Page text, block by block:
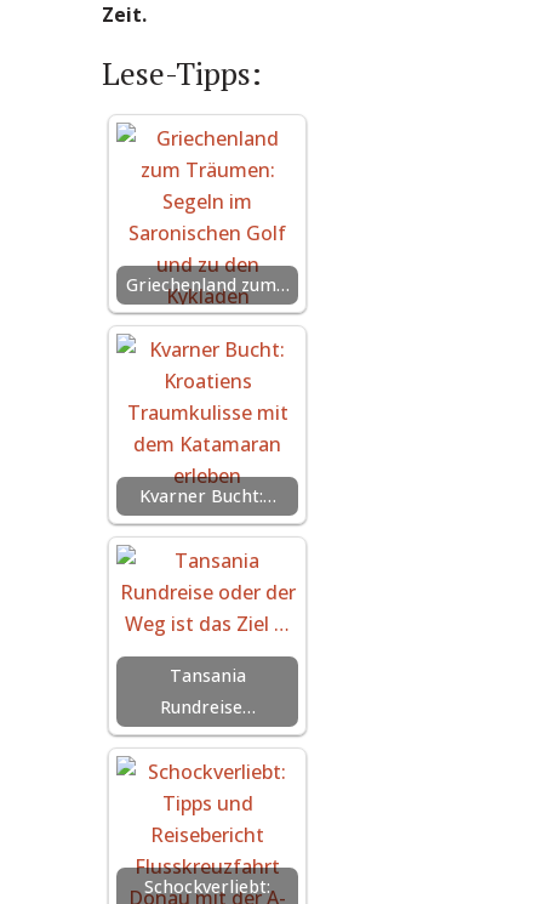
Zeit.
Lese-Tipps:
Griechenland zum…
Kvarner Bucht:…
Tansania
Rundreise…
Schockverliebt: